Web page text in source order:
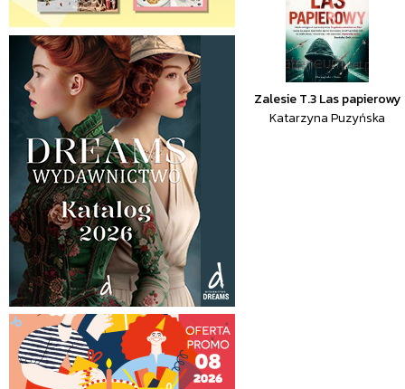
Zalesie T.3 Las papierowy
Katarzyna Puzyńska